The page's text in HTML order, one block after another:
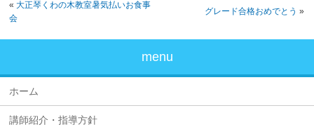
«大正琴くわの木教室暑気払いお食事
会
グレード合格おめでとう »
menu
ホーム
講師紹介・指導方針